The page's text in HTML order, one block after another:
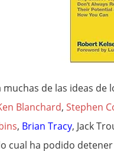
de las ideas de
Blanchard, Stephen
, Brian Tracy, Jack
cual ha podido